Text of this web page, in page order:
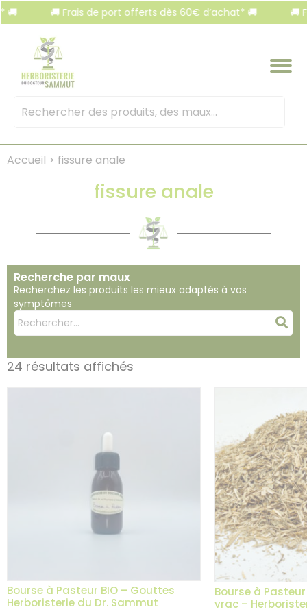
🚚 Frais de port offerts dès 60€ d’achat* 🚚 🚚 Frais de
Mots
Accueil > fissure anale
fissure anale
Recherche par maux
Recherchez les produits les mieux adaptés à vos
symptômes
Mots
clés
:
24 résultats affichés
Bourse à Pasteur BIO – Gouttes
Herboristerie du Dr. Sammut
Bourse à
vrac –
Panneau de gestion des cookies